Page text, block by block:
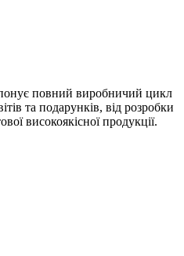
повний виробничий цикл
та подарунків, від розробки
високоякісної продукції.